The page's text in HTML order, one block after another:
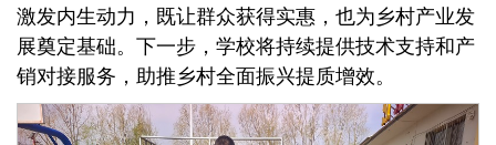
激发内生动力，既让群众获得实惠，也为乡村产业发
展奠定基础。下一步，学校将持续提供技术支持和产
销对接服务，助推乡村全面振兴提质增效。